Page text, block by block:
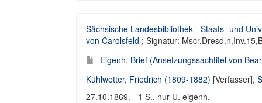
Sächsische Landesbibliothek - Staats- und
von Carolsfeld ; Signatur:
Eigenh. Brief (Ansetzungssachtitel von
Kühlwetter, Friedrich (1809-1882) [Verfasser],
27.10.1869. - 1 S., nur U. eigenh.